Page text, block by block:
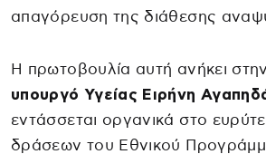
απαγόρευση της διάθεσης
Η πρωτοβουλία αυτή ανήκει
υπουργό Υγείας Ειρήνη
εντάσσεται οργανικά στο
δράσεων του Εθνικού